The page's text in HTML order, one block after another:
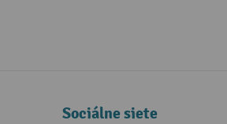
Sociálne siete